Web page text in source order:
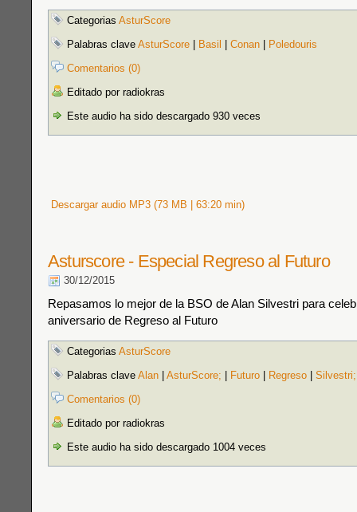
Categorias AsturScore
Palabras clave AsturScore Basil Conan
Poledouris
Comentarios (0)
Editado por radiokras
Este audio ha sido descargado 930 veces
Descargar audio MP3 (73 MB | 63:20 min)
Asturscore - Especial Regreso al Futuro
30/12/2015
Repasamos lo mejor de la BSO de Alan Silvestri para
aniversario de Regreso al Futuro
Categorias AsturScore
Palabras clave Alan AsturScore; Futuro Regreso Silvestri;
Comentarios (0)
Editado por radiokras
Este audio ha sido descargado 1004 veces